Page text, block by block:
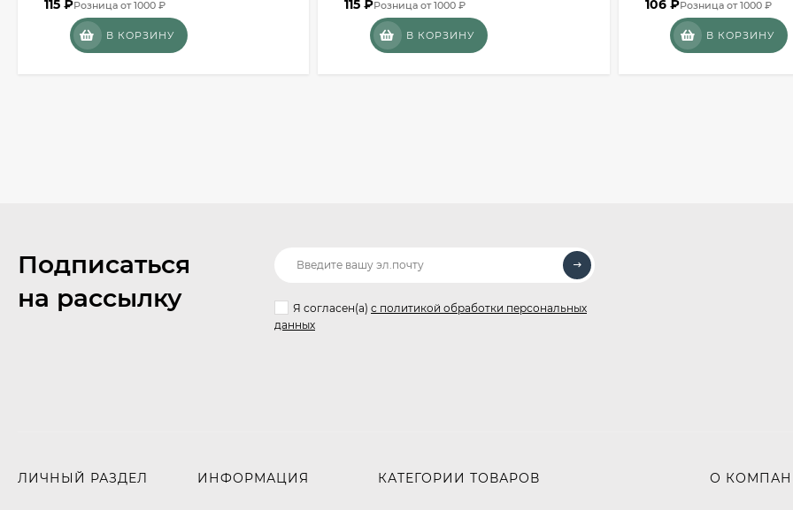
115 ₽Розница от 1000 ₽
В КОРЗИНУ
115₽Розница от 1000 ₽
В КОРЗИНУ
106 ₽Розница от 1000 ₽
В КОРЗИНУ
Подписаться
на рассылку
Я согласен(a) с политикой обработки персональных
данных
ЛИЧНЫЙ РАЗДЕЛ ИНФОРМАЦИЯ КАТЕГОРИИ ТОВАРОВ О